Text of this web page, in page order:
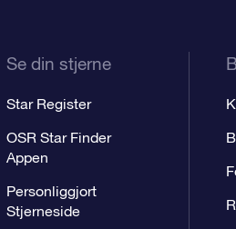
Se din stjerne
Star Register
OSR Star Finder
Appen
Personliggjort
Stjerneside